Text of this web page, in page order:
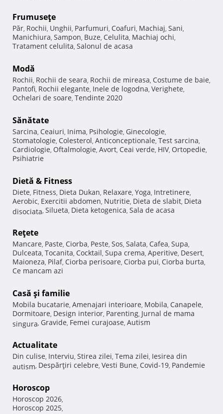
Frumuseţe
Păr, Rochii, Unghii, Parfumuri, Coafuri, Machiaj, Sani,
Manichiura, Sampon, Buze, Celulita, Machiaj ochi,
Tratament celulita, Salonul de acasa
Modă
Rochii, Rochii de seara, Rochii de mireasa, Costume de baie,
Pantofi, Rochii elegante, Inele de logodna, Verighete,
Ochelari de soare, Tendinte 2020
Sănătate
Sarcina, Ceaiuri, Inima, Psihologie, Ginecologie,
Stomatologie, Colesterol, Anticonceptionale, Test sarcina,
Cardiologie, Oftalmologie, Avort, Ceai verde, HIV, Ortopedie,
Psihiatrie
Dietă & Fitness
Diete, Fitness, Dieta Dukan, Relaxare, Yoga, Intretinere,
Aerobic, Exercitii abdomen, Nutritie, Dieta de slabit, Dieta
disociata, Silueta, Dieta ketogenica, Sala de acasa
Reţete
Mancare, Paste, Ciorba, Peste, Sos, Salata, Cafea, Supa,
Dulceata, Tocanita, Cocktail, Supa crema, Aperitive, Desert,
Maioneza, Pilaf, Ciorba perisoare, Ciorba pui, Ciorba burta,
Ce mancam azi
Casă şi familie
Mobila bucatarie, Amenajari interioare, Mobila, Canapele,
Dormitoare, Design interior, Parenting, Jurnal de mama
singura, Gravide, Femei curajoase, Autism
Actualitate
Din culise, Interviu, Stirea zilei, Tema zilei, Iesirea din
autism, Despărţiri celebre, Vesti Bune, Covid-19, Pandemie
Horoscop
Horoscop 2026,
Horoscop 2025,